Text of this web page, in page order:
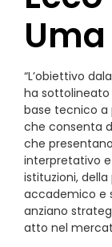
“L’obiettivo
ha sottolineato
base tecnico a
che consenta
che
interpretativo e
istituzioni,
accademico e
anziano
atto nel